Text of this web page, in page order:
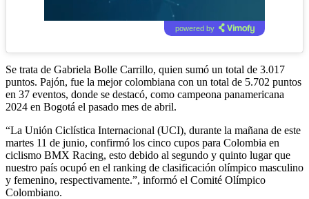
powered by
Se trata de Gabriela Bolle Carrillo, quien sumó un total de 3.017
puntos. Pajón, fue la mejor colombiana con un total de 5.702 puntos
en 37 eventos, donde se destacó, como campeona panamericana
2024 en Bogotá el pasado mes de abril.
“La Unión Ciclística Internacional (UCI), durante la mañana de este
martes 11 de junio, confirmó los cinco cupos para Colombia en
ciclismo BMX Racing, esto debido al segundo y quinto lugar que
nuestro país ocupó en el ranking de clasificación olímpico masculino
y femenino, respectivamente.”, informó el Comité Olímpico
Colombiano.